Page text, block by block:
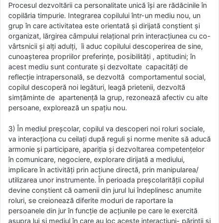
Procesul dezvoltării ca personalitate unică îşi are rădăcinile în
copilăria timpurie. Integrarea copilului într-un mediu nou, un
grup în care activitatea este orientată şi dirijată conştient şi
organizat, lărgirea câmpului relaţional prin interacţiunea cu co-
vârtsnicii şi alţi adulţi, îi aduc copilului descoperirea de sine,
cunoaşterea propriilor preferinţe, posibilităţi , aptitudini; în
acest mediu sunt conturate şi dezvoltate capacităţi de
reflecţie intrapersonală, se dezvoltă comportamentul social,
copilul descoperă noi legături, leagă prietenii, dezvoltă
simţăminte de apartenenţă la grup, rezonează afectiv cu alte
persoane, explorează un spaţiu nou.
3) În mediul preșcolar, copilul va descoperi noi roluri sociale,
va interacţiona cu ceilaţi după reguli şi norme menite să aducă
armonie şi participare, apariţia şi dezvoltarea competenţelor
în comunicare, negociere, explorare dirijată a mediului,
implicare în activităţi prin acţiune directă, prin manipularea/
utilizarea unor instrumente. Ȋn perioada preşcolarităţii copilul
devine conştient că oamenii din jurul lui îndeplinesc anumite
roluri, se creionează diferite moduri de raportare la
persoanele din jur în funcţie de acţiunile pe care le exercită
asupra lui şi mediul în care au loc aceste interacţiuni- părinţii şi